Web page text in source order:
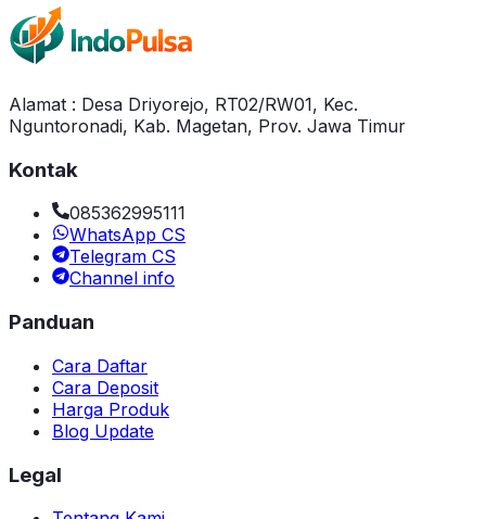
Alamat : Desa Driyorejo, RT02/RW01, Kec.
Nguntoronadi, Kab. Magetan, Prov. Jawa Timur
Kontak
085362995111
WhatsApp CS
Telegram CS
Channel info
Panduan
Cara Daftar
Cara Deposit
Harga Produk
Blog Update
Legal